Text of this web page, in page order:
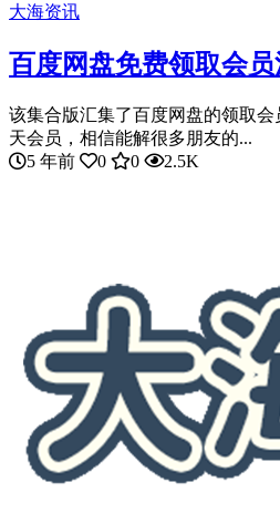
大海资讯
百度网盘免费领取会
该集合版汇集了百度网盘的领取
天会员，相信能解很多朋友的...
5 年前
0 0 2.5K